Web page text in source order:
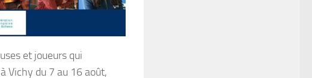
et joueurs qui
Vichy du 7 au 16 août,